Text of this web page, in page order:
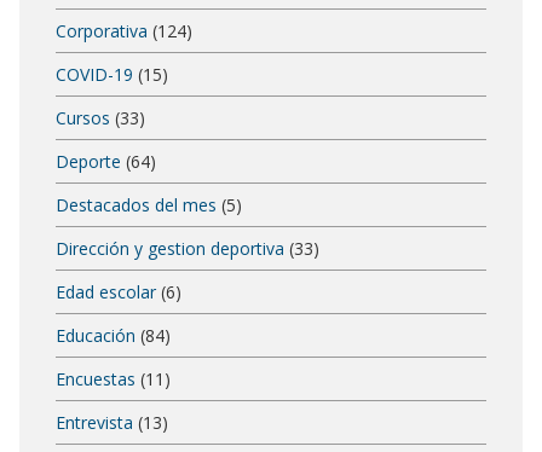
Corporativa (124)
COVID-19 (15)
Cursos (33)
Deporte (64)
Destacados del mes (5)
Dirección y gestion deportiva (33)
Edad escolar (6)
Educación (84)
Encuestas (11)
Entrevista (13)